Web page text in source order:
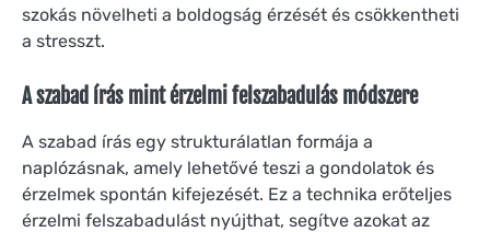
szokás növelheti a boldogság érzését és csökkentheti
a stresszt.
A szabad írás mint érzelmi felszabadulás módszere
A szabad írás egy strukturálatlan formája a
naplózásnak, amely lehetővé teszi a gondolatok és
érzelmek spontán kifejezését. Ez a technika erőteljes
érzelmi felszabadulást nyújthat, segítve azokat az